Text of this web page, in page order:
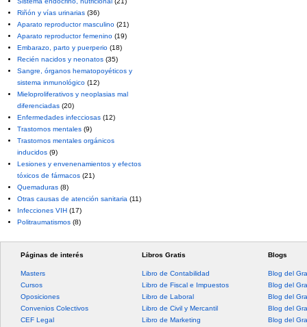
Riñón y vías urinarias (36)
Aparato reproductor masculino (21)
Aparato reproductor femenino (19)
Embarazo, parto y puerperio (18)
Recién nacidos y neonatos (35)
Sangre, órganos hematopoyéticos y
sistema inmunológico (12)
Mieloproliferativos y neoplasias mal
diferenciadas (20)
Enfermedades infecciosas (12)
Trastornos mentales (9)
Trastornos mentales orgánicos
inducidos (9)
Lesiones y envenenamientos y efectos
tóxicos de fármacos (21)
Quemaduras (8)
Otras causas de atención sanitaria (11)
Infecciones VIH (17)
Politraumatismos (8)
Páginas de interés
Masters
Cursos
Oposiciones
Convenios Colectivos
CEF Legal
Libros Gratis
Libro de Contabilidad
Libro de Fiscal e Impuestos
Libro de Laboral
Libro de Civil y Mercantil
Libro de Marketing
Blogs
Blog del
Blog del
Blog del
Blog del
Blog del